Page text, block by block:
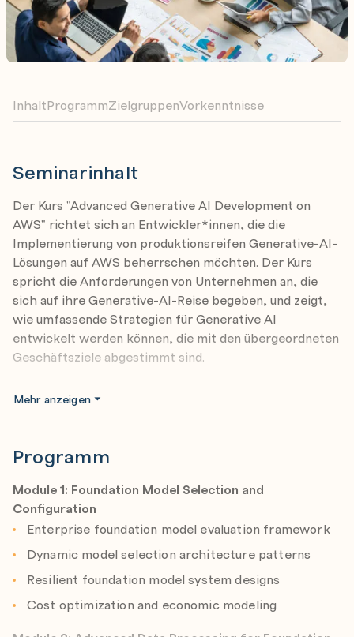
Seminarinhalt
Der Kurs "Advanced Generative AI Development on
AWS" richtet sich an Entwickler*innen, die die
Implementierung von produktionsreifen Generative-AI-
Lösungen auf AWS beherrschen möchten. Der Kurs
spricht die Anforderungen von Unternehmen an, die
sich auf ihre Generative-AI-Reise begeben, und zeigt,
wie umfassende Strategien für Generative AI
entwickelt werden können, die mit den übergeordneten
Geschäftsziele abgestimmt sind.
Diesesfortgeschrittene, dreitägige, von einem Trainer
Models bis zu Enterprise-Integrationsmustern. Darüber
hinaus lernen die Teilnehmer*innen erweiterte
Datenverarbeitungstechniken, die Implementierung von
Vektordatenbanken und Retrieval-Augmentation,
anspruchsvolles Prompt Engineering und Governance,
Agentic-AI-Systeme und Tool-Integration, Sicherheits-
und Schutzmaßnahmen für KI, Strategien zur
Leistungsoptimierung und Kostenkontrolle sowie
umfassende Lösungen für Monitoring, Observability,
Mehr anzeigen
Programm
Module 1: Foundation Model Selection and
Configuration
Enterprise foundation model evaluation framework
Dynamic model selection architecture patterns
Resilient foundation model system designs
Cost optimization and economic modeling
InhaltProgrammZielgruppenVorkenntnisse